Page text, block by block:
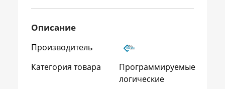
Описание
Производитель
Категория товара
Программируемые
логические